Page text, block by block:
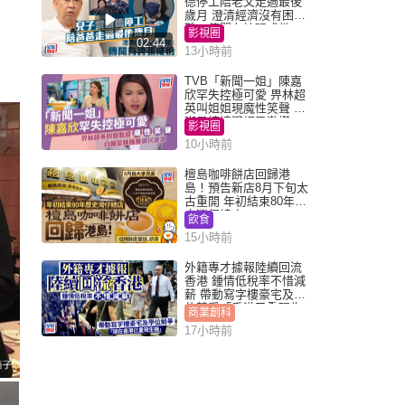
02:44
歲月 澄清經濟沒有困
難：傳聞有誇張成份
影視圈
13小時前
TVB「新聞一姐」陳嘉
欣罕失控極可愛 畀林超
英叫姐姐現魔性笑聲 自
嘲是姨姨獲網民激讚
影視圈
10小時前
檀島咖啡餅店回歸港
島！預告新店8月下旬太
古重開 年初結束80年歷
史灣仔總店
飲食
15小時前
外籍專才據報陸續回流
香港 鍾情低稅率不惜減
薪 帶動寫字樓豪宅及學
位競爭「香港已重現生
機」
商業創科
17小時前